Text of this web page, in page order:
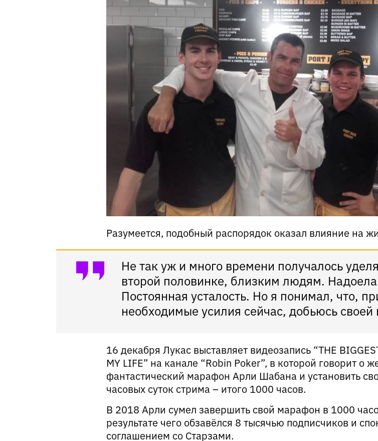
Разумеется, подобный распорядок оказал влияние на
Не так уж и много времени получалось
второй половинке, близким людям.
Постоянная усталость. Но я понимал, что,
необходимые усилия сейчас, добьюсь своей
16 декабря Лукас выставляет видеозапись “THE
MY LIFE” на канале “Robin Poker”, в которой говорит о
фантастический марафон Арли Шабана и установить
часовых суток стрима – итого 1000 часов.
В 2018 Арли сумел завершить свой марафон в 1000
результате чего обзавёлся 8 тысячью подписчиков и
соглашением со Старзами.